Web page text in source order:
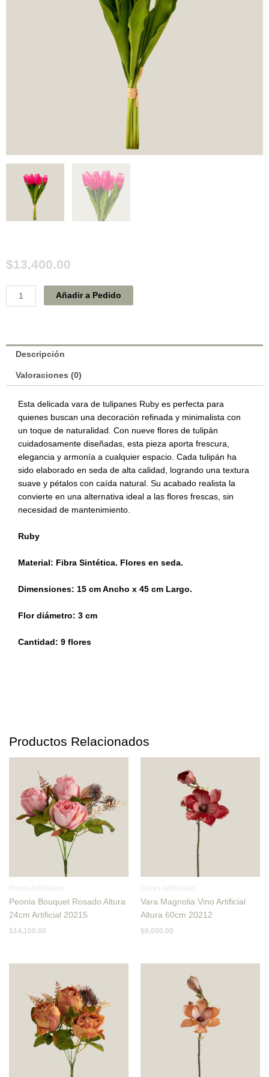
$13,400.00
Tulipan
x9
cantidad
Añadir a Pedido
Descripción
Valoraciones (0)
Esta delicada vara de tulipanes Ruby es perfecta para
quienes buscan una decoración refinada y minimalista con
un toque de naturalidad. Con nueve flores de tulipán
cuidadosamente diseñadas, esta pieza aporta frescura,
elegancia y armonía a cualquier espacio. Cada tulipán ha
sido elaborado en seda de alta calidad, logrando una textura
suave y pétalos con caída natural. Su acabado realista la
convierte en una alternativa ideal a las flores frescas, sin
necesidad de mantenimiento.
Ruby
Material: Fibra Sintética. Flores en seda.
Dimensiones: 15 cm Ancho x 45 cm Largo.
Flor diámetro: 3 cm
Cantidad: 9 flores
Productos Relacionados
Flores Artificiales
Peonia Bouquet Rosado Altura
24cm Artificial 20215
$14,100.00
Flores Artificiales
Vara Magnolia Vino Artificial
Altura 60cm 20212
$9,000.00